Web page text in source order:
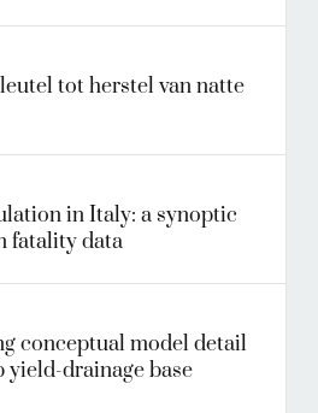
tot herstel van natte
in Italy: a synoptic
fatality data
conceptual model detail
drainage base